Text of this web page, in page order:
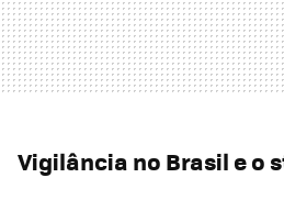
Vigilância no Brasil e o